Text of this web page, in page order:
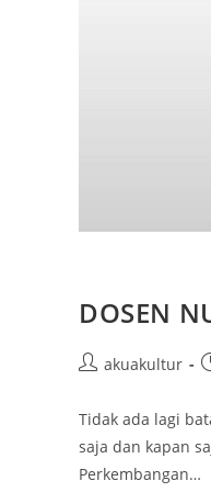
DOSEN
akuakultur
Tidak ada lagi
saja dan kapan
Perkembangan…